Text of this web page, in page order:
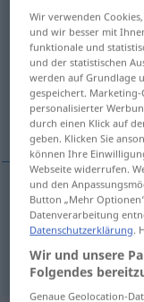
pomadig
Übersicht aller
(Für mehr Details die
pomadiseret,
pomadiseret
langsom,dvask
Wir verwenden
und wir besser mit
funktionale und
und der statistischen
werden auf Grundlage
gespeichert.
personalisierter
durch einen Klick auf
geben. Klicken Sie
können Ihre
Webseite widerrufen.
und den
Button „Mehr
Datenverarbeitung
Datenschutzerklärung.
Wir und unsere
Folgendes
Genaue Geolocation-